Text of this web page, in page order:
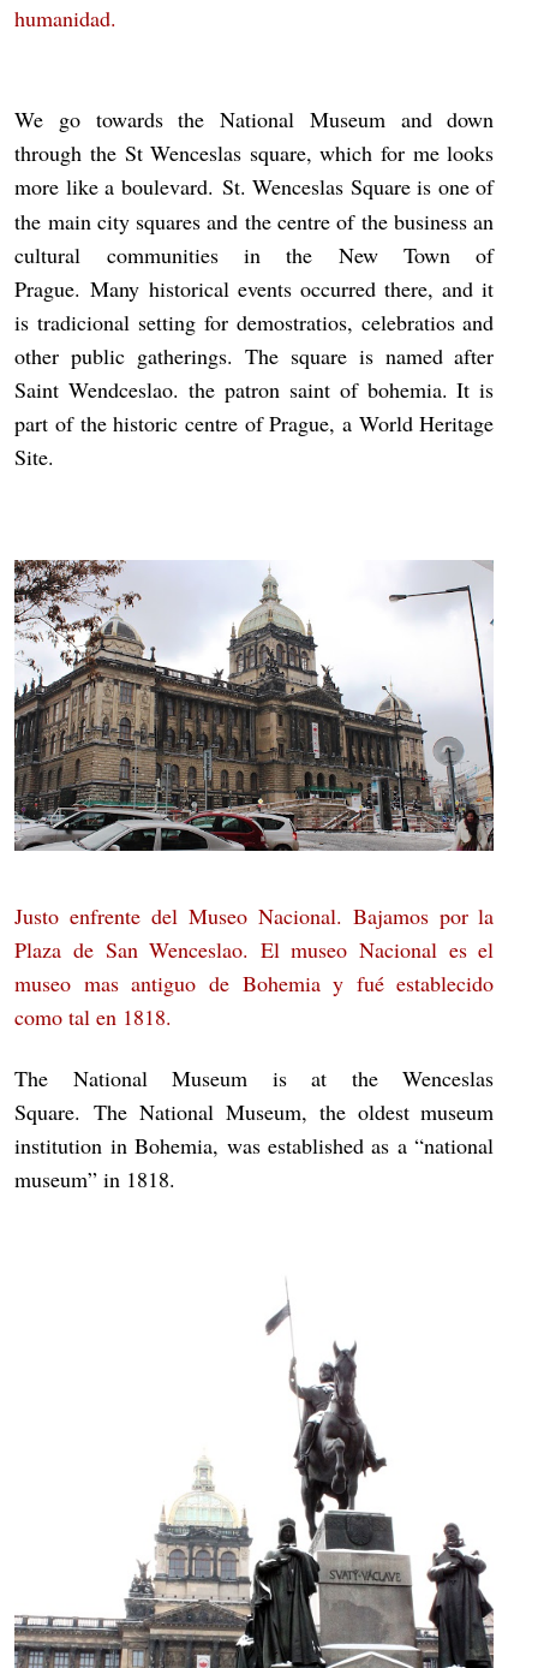
humanidad.
We go towards the National Museum and down
through the St Wenceslas square, which for me looks
more like a boulevard. St. Wenceslas Square is one of
the main city squares and the centre of the business an
cultural communities in the New Town of
Prague.Many historical events occurred there, and it
is tradicional setting for demostratios, celebratios and
other public gatherings. The square is named after
Saint Wendceslao. the patron saint of bohemia. It is
part of the historic centre of Prague, a World Heritage
Site.
Justo enfrente del Museo Nacional. Bajamos por la
Plaza de San Wenceslao. El museo Nacional es el
museo mas antiguo de Bohemia y fué establecido
como tal en 1818.
The National Museum is at the Wenceslas
Square.The National Museum, the oldest museum
institution in Bohemia, was established as a “national
museum” in 1818.